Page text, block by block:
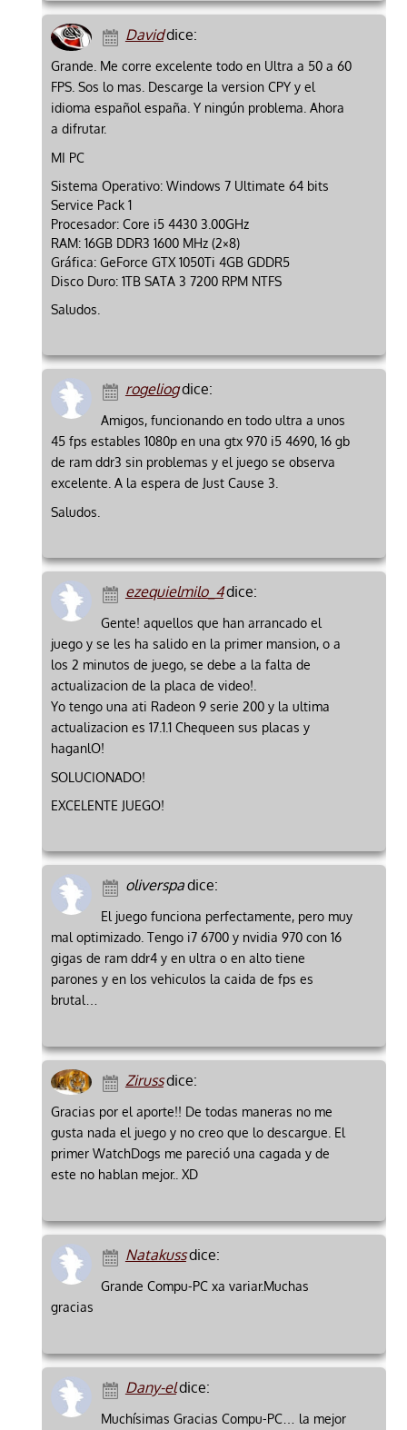
Daviddice:
Grande. Me corre excelente todo en Ultra a 50 a 60
FPS. Sos lo mas. Descarge la version CPY y el
idioma español españa. Y ningún problema. Ahora
a difrutar.
MI PC
Sistema Operativo: Windows 7 Ultimate 64 bits
Service Pack 1
Procesador: Core i5 4430 3.00GHz
RAM: 16GB DDR3 1600 MHz (2×8)
Gráfica: GeForce GTX 1050Ti 4GB GDDR5
Disco Duro: 1TB SATA 3 7200 RPM NTFS
Saludos.
rogeliogdice:
Amigos, funcionando en todo ultra a unos
45 fps estables 1080p en una gtx 970 i5 4690, 16 gb
de ram ddr3 sin problemas y el juego se observa
excelente. A la espera de Just Cause 3.
Saludos.
ezequielmilo_4dice:
Gente! aquellos que han arrancado el
juego y se les ha salido en la primer mansion, o a
los 2 minutos de juego, se debe a la falta de
actualizacion de la placa de video!.
Yo tengo una ati Radeon 9 serie 200 y la ultima
actualizacion es 17.1.1 Chequeen sus placas y
haganlO!
SOLUCIONADO!
EXCELENTE JUEGO!
oliverspadice:
El juego funciona perfectamente, pero muy
mal optimizado. Tengo i7 6700 y nvidia 970 con 16
gigas de ram ddr4 y en ultra o en alto tiene
parones y en los vehiculos la caida de fps es
brutal…
Zirussdice:
Gracias por el aporte!! De todas maneras no me
gusta nada el juego y no creo que lo descargue. El
primer WatchDogs me pareció una cagada y de
este no hablan mejor.. XD
Natakussdice:
Grande Compu-PC xa variar.Muchas
gracias
Dany-eldice:
Muchísimas Gracias Compu-PC… la mejor